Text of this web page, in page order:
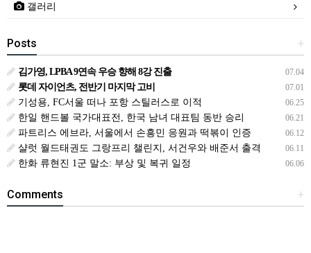
갤러리
+
Posts
07.04
김가영, LPBA 9연속 우승 향해 8강 진출
07.01
롯데 자이언츠, 전반기 마지막 고비
06.25
기성용, FC서울 떠나 포항 스틸러스로 이적
06.21
한일 핸드볼 국가대표전, 한국 남녀 대표팀 동반 승리
06.12
파트리스 에브라, 서울에서 손흥민 응원과 떡볶이 인증
06.11
샬럿 월드태권도 그랑프리 챌린지, 서건우와 배준서 출격
06.06
한화 류현진 1군 말소: 부상 및 복귀 일정
+
Comments